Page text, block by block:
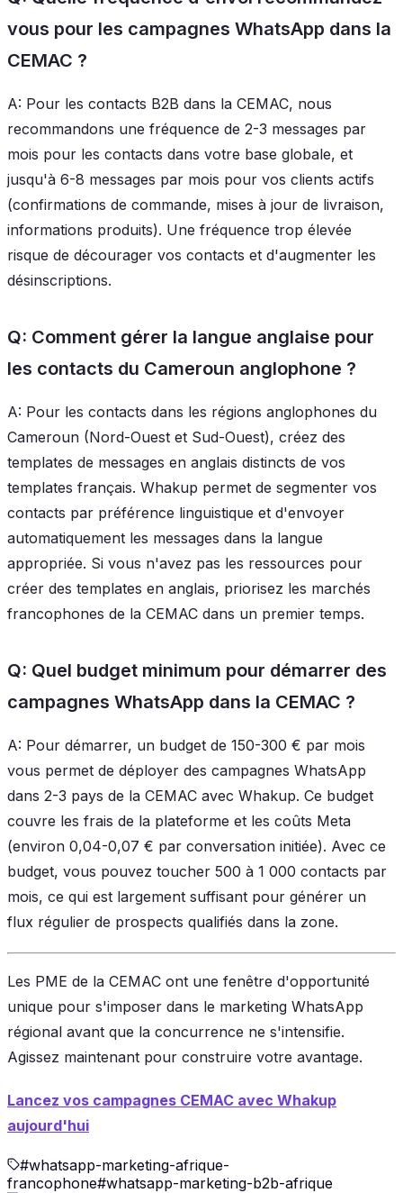
vous pour les campagnes WhatsApp dans la
CEMAC ?
A: Pour les contacts B2B dans la CEMAC, nous
recommandons une fréquence de 2-3 messages par
mois pour les contacts dans votre base globale, et
jusqu'à 6-8 messages par mois pour vos clients actifs
(confirmations de commande, mises à jour de livraison,
informations produits). Une fréquence trop élevée
risque de décourager vos contacts et d'augmenter les
désinscriptions.
Q: Comment gérer la langue anglaise pour
les contacts du Cameroun anglophone ?
A: Pour les contacts dans les régions anglophones du
Cameroun (Nord-Ouest et Sud-Ouest), créez des
templates de messages en anglais distincts de vos
templates français. Whakup permet de segmenter vos
contacts par préférence linguistique et d'envoyer
automatiquement les messages dans la langue
appropriée. Si vous n'avez pas les ressources pour
créer des templates en anglais, priorisez les marchés
francophones de la CEMAC dans un premier temps.
Q: Quel budget minimum pour démarrer des
campagnes WhatsApp dans la CEMAC ?
A: Pour démarrer, un budget de 150-300 € par mois
vous permet de déployer des campagnes WhatsApp
dans 2-3 pays de la CEMAC avec Whakup. Ce budget
couvre les frais de la plateforme et les coûts Meta
(environ 0,04-0,07 € par conversation initiée). Avec ce
budget, vous pouvez toucher 500 à 1 000 contacts par
mois, ce qui est largement suffisant pour générer un
flux régulier de prospects qualifiés dans la zone.
Les PME de la CEMAC ont une fenêtre d'opportunité
unique pour s'imposer dans le marketing WhatsApp
régional avant que la concurrence ne s'intensifie.
Agissez maintenant pour construire votre avantage.
Lancez vos campagnes CEMAC avec Whakup
aujourd'hui
#whatsapp-marketing-afrique-
francophone#whatsapp-marketing-b2b-afrique